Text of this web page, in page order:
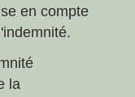
en compte
la